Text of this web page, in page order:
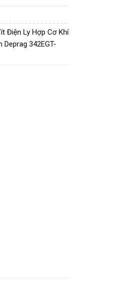
lbs)
in-lbs)
Điện Ly Hợp Cơ Khí
Deprag 342EGT-